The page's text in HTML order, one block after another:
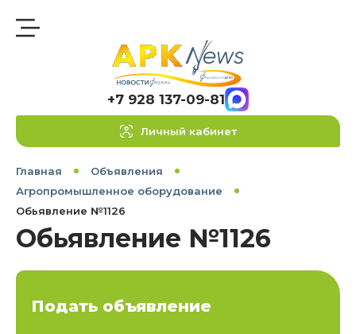
+7 928 137-09-81
Личный кабинет
Главная
Объявления
Агропромышленное оборудование
Обьявление №1126
Обьявление №1126
Подать объявление